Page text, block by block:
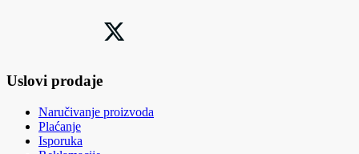
Uslovi prodaje
Naručivanje proizvoda
Plaćanje
Isporuka